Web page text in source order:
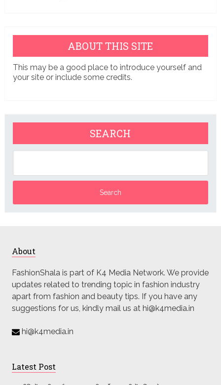
ABOUT THIS SITE
This may be a good place to introduce yourself and
your site or include some credits.
SEARCH
About
FashionShala is part of K4 Media Network. We provide
updates related to trending topic in fashion industry
apart from fashion and beauty tips. If you have any
suggestions for us, kindly mail us at hi@k4media.in
hi@k4media.in
Latest Post